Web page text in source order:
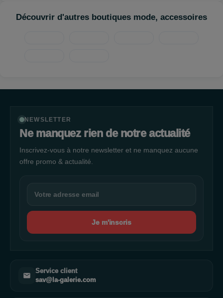
Découvrir d'autres boutiques mode, accessoires
NEWSLETTER
Ne manquez rien de notre actualité
Inscrivez-vous à notre newsletter et ne manquez aucune
offre promo & actualité.
Je m'inscris
Service client
sav@la-galerie.com